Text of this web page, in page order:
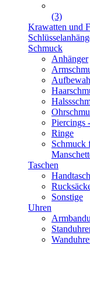
(3)
Krawatten und
Schmuck
Anhänger
Piercings
Ringe
Schmuck
Taschen
Sonstige
Uhren